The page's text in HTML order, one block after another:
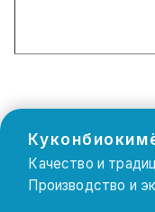
Качество и
Производство и